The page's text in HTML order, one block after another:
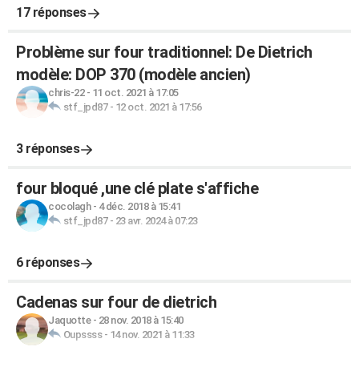
17 réponses
Problème sur four traditionnel: De Dietrich
modèle: DOP 370 (modèle ancien)
chris-22- 11 oct. 2021 à 17:05
stf_jpd87- 12 oct. 2021 à 17:56
3 réponses
four bloqué ,une clé plate s'affiche
cocolagh- 4 déc. 2018 à 15:41
stf_jpd87- 23 avr. 2024 à 07:23
6 réponses
Cadenas sur four de dietrich
Jaquotte- 28 nov. 2018 à 15:40
Oupssss- 14 nov. 2021 à 11:33